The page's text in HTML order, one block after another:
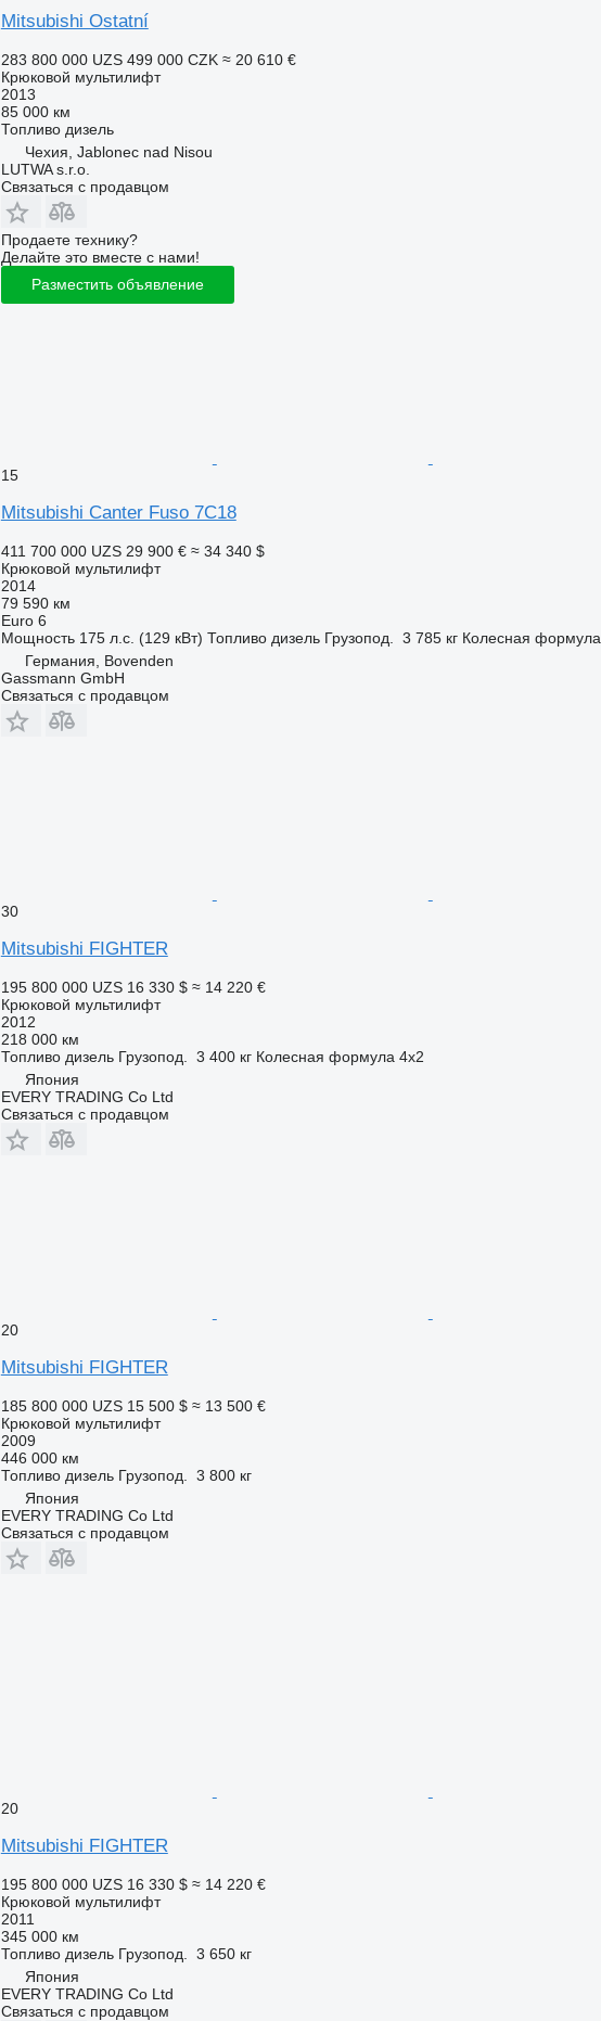
Mitsubishi Ostatní
283 800 000 UZS 499 000 CZK ≈ 20 610 €
Крюковой мультилифт
2013
85 000 км
Топливо дизель
Чехия, Jablonec nad Nisou
LUTWA s.r.o.
Связаться с продавцом
Продаете технику?
Делайте это вместе с нами!
Разместить объявление
15
Mitsubishi Canter Fuso 7C18
411 700 000 UZS 29 900 € ≈ 34 340 $
Крюковой мультилифт
2014
79 590 км
Euro 6
Мощность 175 л.с. (129 кВт) Топливо дизель Грузопод. 3 785 кг Колесная формула
Германия, Bovenden
Gassmann GmbH
Связаться с продавцом
30
Mitsubishi FIGHTER
195 800 000 UZS 16 330 $ ≈ 14 220 €
Крюковой мультилифт
2012
218 000 км
Топливо дизель Грузопод. 3 400 кг Колесная формула 4x2
Япония
EVERY TRADING Co Ltd
Связаться с продавцом
20
Mitsubishi FIGHTER
185 800 000 UZS 15 500 $ ≈ 13 500 €
Крюковой мультилифт
2009
446 000 км
Топливо дизель Грузопод.
3 800 кг
Япония
EVERY TRADING Co Ltd
Связаться с продавцом
20
Mitsubishi FIGHTER
195 800 000 UZS 16 330 $ ≈ 14 220 €
Крюковой мультилифт
2011
345 000 км
Топливо дизель Грузопод.
3 650 кг
Япония
EVERY TRADING Co Ltd
Связаться с продавцом